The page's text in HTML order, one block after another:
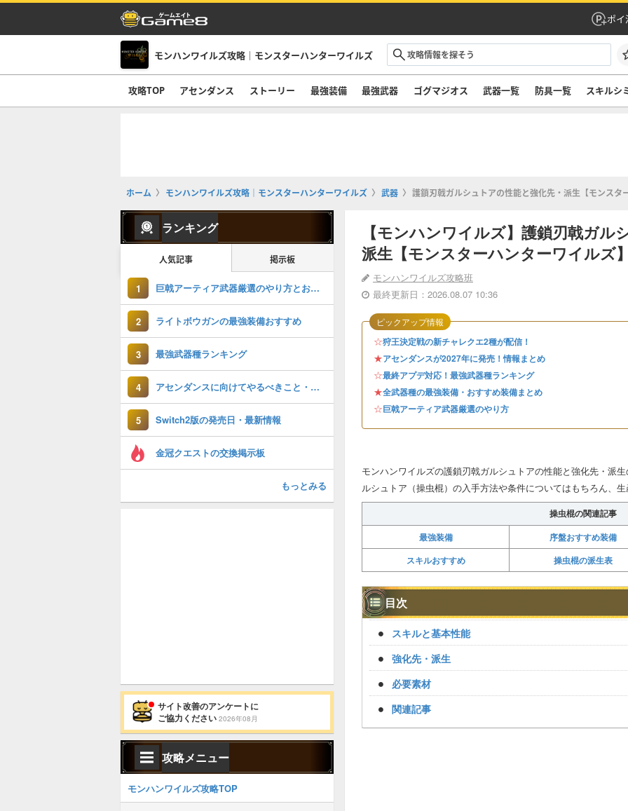
ポイ
モンハンワイルズ攻略｜モンスターハンターワイルズ
攻略TOP アセンダンス ストーリー 最強装備 最強武器 ゴグマジオス 武器一覧 防具一覧 スキルシ
ホーム モンハンワイルズ攻略｜モンスターハンターワイルズ 武器 護鎖刃戟ガルシュトアの性能と強化先・派生【モンスタ
【モンハンワイルズ】護鎖刃戟ガル
派生【モンスターハンターワイルズ
モンハンワイルズ攻略班
最終更新日：2026.08.07 10:36
☆狩王決定戦の新チャレクエ2種が配信！
★アセンダンスが2027年に発売！情報まとめ
☆最終アプデ対応！最強武器種ランキング
★全武器種の最強装備・おすすめ装備まとめ
☆巨戟アーティア武器厳選のやり方
ピックアップ情報
モンハンワイルズの護鎖刃戟ガルシュトアの性能と強化先・派
ルシュトア（操虫棍）の入手方法や条件についてはもちろん、
操虫棍の関連記事
最強装備
序盤おすすめ装備
スキルおすすめ
操虫棍の派生表
目次
スキルと基本性能
強化先・派生
必要素材
関連記事
ランキング
人気記事 掲示板
1 巨戟アーティア武器厳選のやり方とおすすめスキル
2 ライトボウガンの最強装備おすすめ
3 最強武器種ランキング
4 アセンダンスに向けてやるべきこと・MRまでの準備
5 Switch2版の発売日・最新情報
金冠クエストの交換掲示板
もっとみる
サイト改善のアンケートに
ご協力ください 2026年08月
攻略メニュー
モンハンワイルズ攻略TOP